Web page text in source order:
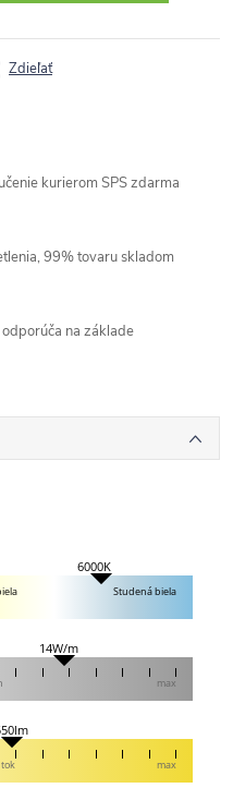
Zdieľať
kurierom SPS zdarma
99% tovaru skladom
na základe
6000K
Studená biela
14W/m
max
max